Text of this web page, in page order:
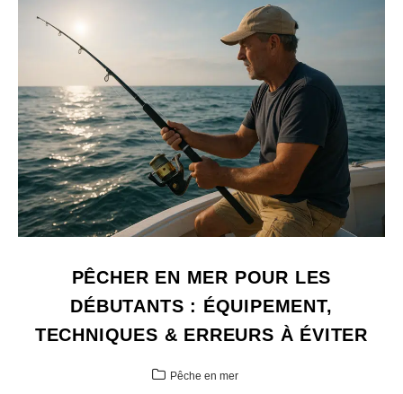
PÊCHER EN MER POUR LES
DÉBUTANTS : ÉQUIPEMENT,
TECHNIQUES & ERREURS À ÉVITER
Pêche en mer